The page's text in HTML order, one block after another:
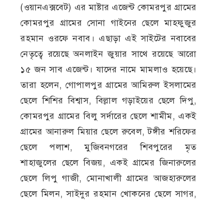
(ওয়ানএক্সবেট) এর মাষ্টার এজেন্ট কোমরপুর গ্রামের
কোমরপুর গ্রামের সোনা গাইনের ছেলে মাহফুজুর
রহমান ওরফে নবাব। এছাড়া এই সাইটের নবাবের
নেতৃত্বে রয়েছে অনলাইন জুয়ার সাথে রয়েছে আরো
১৫ জন সাব এজেন্ট। যাদের নামে মামলাও হয়েছে।
তারা হলেন, গোপালপুর গ্রামের আমিরুল ইসলামের
ছেলে শিশির বিশ্বাস, বিল্লাল গড়াইয়ের ছেলে দিপু,
কোমরপুর গ্রামের বিলু সর্দারের ছেলে শামীম, একই
গ্রামের আনারুল মিয়ার ছেলে রুবেল, টঙ্গীর শরিফের
ছেলে পলাশ, মুজিবনগরের শিবপুরের মৃত
শাহাজুলের ছেলে বিজয়, একই গ্রামের জিনারুলের
ছেলে লিপু গাজী, মোনাখালী গ্রামের আজহারুলের
ছেলে মিলন, সাইদুর রহমান খোকনের ছেলে সাগর,